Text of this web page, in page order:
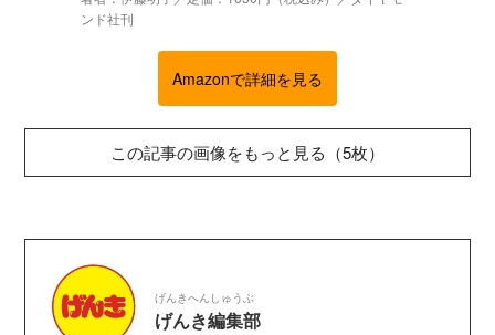
ンド社刊
Amazonで詳細を見る
この記事の画像をもっと見る（5枚）
げんきへんしゅうぶ
げんき編集部